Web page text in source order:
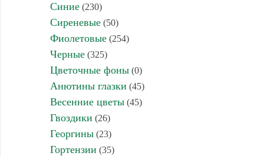
Синие(230)
Сиреневые(50)
Фиолетовые(254)
Черные(325)
Цветочные фоны(0)
Анютины глазки (45)
Весенние цветы(45)
Гвоздики (26)
Георгины(23)
Гортензии (35)